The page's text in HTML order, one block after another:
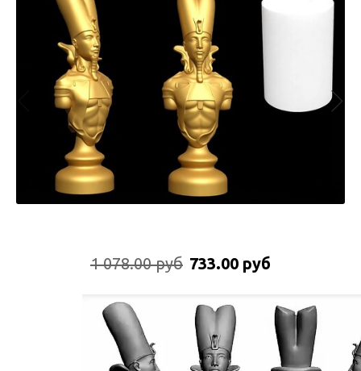
1 078.00 руб 733.00 руб